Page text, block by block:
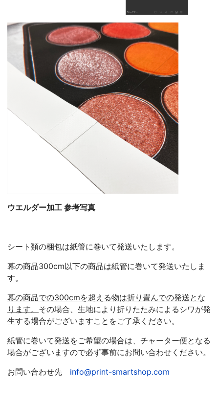
ウエルダー加工 参考写真
シート類の梱包は紙管に巻いて発送いたします。
幕の商品300cm以下の商品は紙管に巻いて発送いたしま
す。
幕の商品での300cmを超える物は折り畳んでの発送とな
ります。 その場合、生地により折りたたみによるシワが発
生する場合がございますことをご了承ください。
紙管に巻いて発送をご希望の場合は、チャーター便となる
場合がございますので必ず事前にお問い合わせください。
お問い合わせ先 info@print-smartshop.com